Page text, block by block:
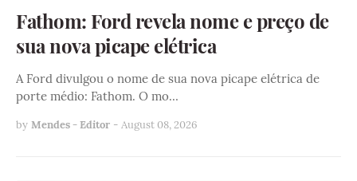
Fathom: Ford revela nome e preço de
sua nova picape elétrica
A Ford divulgou o nome de sua nova picape elétrica de
porte médio: Fathom. O mo…
by Mendes - Editor - August 08, 2026